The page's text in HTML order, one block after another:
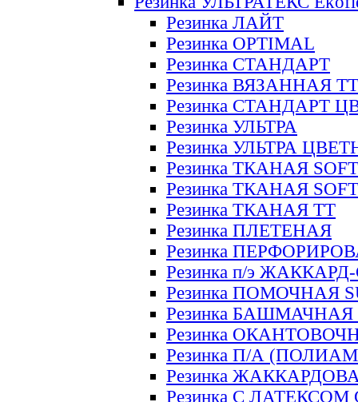
Резинка ЛАЙТ
Резинка OPTIMAL
Резинка СТАНДАРТ
Резинка ВЯЗАННАЯ ТТ
Резинка СТАНДАРТ
Резинка УЛЬТРА
Резинка УЛЬТРА
Резинка ТКАНАЯ SOFT
Резинка ТКАНАЯ
Резинка ТКАНАЯ ТТ
Резинка ПЛЕТЕНАЯ
Резинка
Резинка п/э
Резинка ПОМОЧНАЯ
Резинка БАШМАЧНАЯ
Резинка
Резинка П/А
Резинка
Резинка С ЛАТЕКСОМ